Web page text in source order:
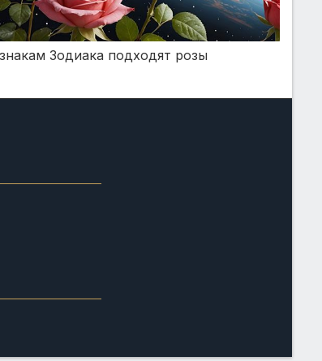
Зодиака подходят розы